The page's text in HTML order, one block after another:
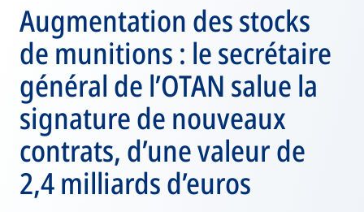
Augmentation des stocks
de munitions : le secrétaire
général de l’OTAN salue la
signature de nouveaux
contrats, d’une valeur de
2,4 milliards d’euros